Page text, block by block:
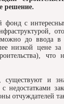
решение.
фонд с
можно до ввода в
низкой цене
и
недостатками
отчуждателей